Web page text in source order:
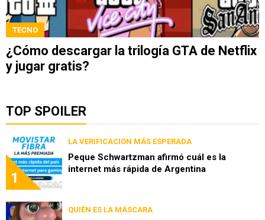
TECNO
¿Cómo descargar la trilogía GTA de Netflix
y jugar gratis?
TOP SPOILER
1
LA VERIFICACIÓN MÁS ESPERADA
Peque Schwartzman afirmó cuál es la
internet más rápida de Argentina
QUIÉN ES LA MÁSCARA